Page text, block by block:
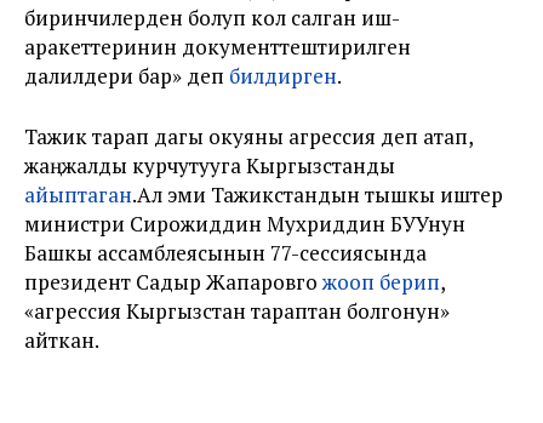
биринчилерден болуп кол салган иш-
аракеттеринин документтештирилген
далилдери бар» деп билдирген.
Тажик тарап дагы окуяны агрессия деп атап,
жаңжалды курчутууга Кыргызстанды
айыптаган.Ал эми Тажикстандын тышкы иштер
министри Сирожиддин Мухриддин БУУнун
Башкы ассамблеясынын 77-сессиясында
президент Садыр Жапаровгожооп берип,
«агрессия Кыргызстан тараптан болгонун»
айткан.